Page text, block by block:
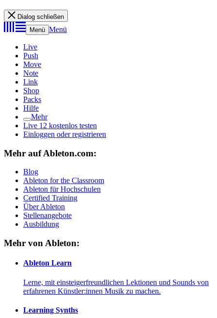
Dialog schließen
Menü Menü
Live
Push
Move
Note
Link
Shop
Packs
Hilfe
Mehr
Live 12 kostenlos testen
Einloggen oder registrieren
Mehr auf Ableton.com:
Blog
Ableton for the Classroom
Ableton für Hochschulen
Certified Training
Über Ableton
Stellenangebote
Ausbildung
Mehr von Ableton:
Ableton Learn
Lerne, mit einsteigerfreundlichen Lektionen und Sounds von
erfahrenen Künstler:innen Musik zu machen.
Learning Synths